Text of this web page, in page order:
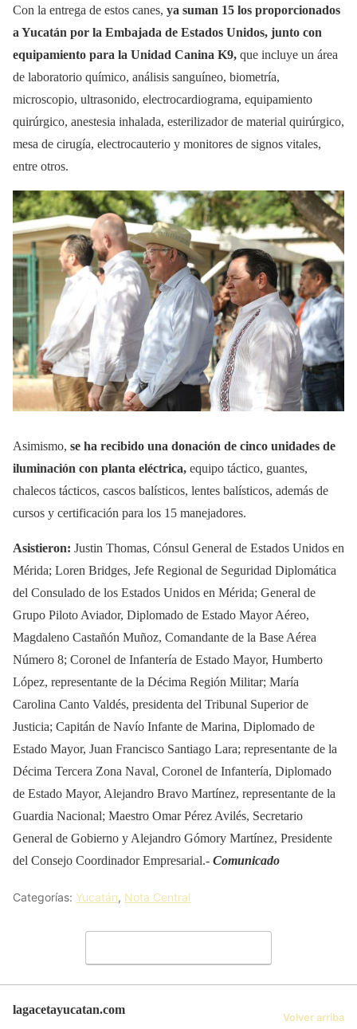
Con la entrega de estos canes, ya suman 15 los proporcionados
a Yucatán por la Embajada de Estados Unidos, junto con
equipamiento para la Unidad Canina K9, que incluye un área
de laboratorio químico, análisis sanguíneo, biometría,
microscopio, ultrasonido, electrocardiograma, equipamiento
quirúrgico, anestesia inhalada, esterilizador de material quirúrgico,
mesa de cirugía, electrocauterio y monitores de signos vitales,
entre otros.
Asimismo, se ha recibido una donación de cinco unidades de
iluminación con planta eléctrica, equipo táctico, guantes,
chalecos tácticos, cascos balísticos, lentes balísticos, además de
cursos y certificación para los 15 manejadores.
Asistieron: Justin Thomas, Cónsul General de Estados Unidos en
Mérida; Loren Bridges, Jefe Regional de Seguridad Diplomática
del Consulado de los Estados Unidos en Mérida; General de
Grupo Piloto Aviador, Diplomado de Estado Mayor Aéreo,
Magdaleno Castañón Muñoz, Comandante de la Base Aérea
Número 8; Coronel de Infantería de Estado Mayor, Humberto
López, representante de la Décima Región Militar; María
Carolina Canto Valdés, presidenta del Tribunal Superior de
Justicia; Capitán de Navío Infante de Marina, Diplomado de
Estado Mayor, Juan Francisco Santiago Lara; representante de la
Décima Tercera Zona Naval, Coronel de Infantería, Diplomado
de Estado Mayor, Alejandro Bravo Martínez, representante de la
Guardia Nacional; Maestro Omar Pérez Avilés, Secretario
General de Gobierno y Alejandro Gómory Martínez, Presidente
del Consejo Coordinador Empresarial.- Comunicado
Categorías: Yucatán, Nota Central
lagacetayucatan.com
Volver arriba